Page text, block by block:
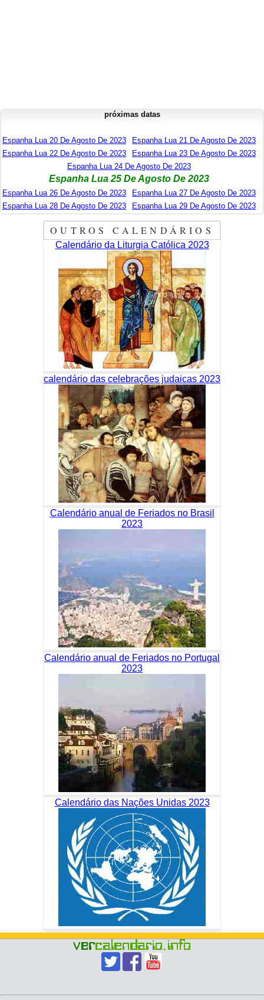
próximas datas
Espanha Lua 20 De Agosto De 2023
Espanha Lua 21 De Agosto De 2023
Espanha Lua 22 De Agosto De 2023
Espanha Lua 23 De Agosto De 2023
Espanha Lua 24 De Agosto De 2023
Espanha Lua 25 De Agosto De 2023
Espanha Lua 26 De Agosto De 2023
Espanha Lua 27 De Agosto De 2023
Espanha Lua 28 De Agosto De 2023
Espanha Lua 29 De Agosto De 2023
OUTROS CALENDÁRIOS
Calendário da Liturgia Católica 2023
calendário das celebrações judaicas 2023
Calendário anual de Feriados no Brasil
2023
Calendário anual de Feriados no Portugal
2023
Calendário das Nações Unidas 2023